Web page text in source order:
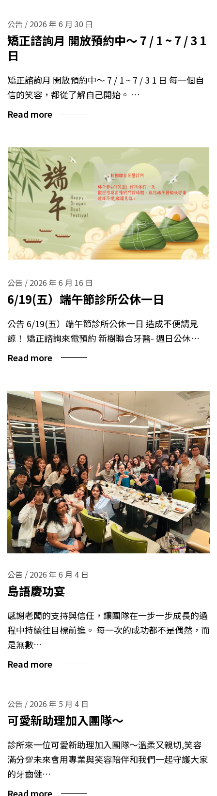
公告 / 2026 年 6 月 30 日
矯正諮詢月 開放預約中～ 7 / 1 ~ 7 / 3 1
日
矯正諮詢月 開放預約中～ 7 / 1 ~ 7 / 3 1 日 每一個自
信的笑容，都從了解自己開始。 …
Read more
公告 / 2026 年 6 月 16 日
6/19(五）端午節診所公休一日
公告 6/19(五）端午節診所公休一日 造成不便請見
諒！ 矯正諮詢來電預約 新樹聯合牙醫- 週日公休…
Read more
公告 / 2026 年 6 月 4 日
島語慶功宴
感謝老闆的支持與信任，讓團隊在一步一步成長的過
程中持續往目標前進。 每一次的成功都不是偶然，而
是無數…
Read more
公告 / 2026 年 5 月 4 日
可愛新助理加入團隊～
診所來一位可愛新助理加入團隊～溫柔又親切,笑容
滿分💯未來會用專業與笑容陪伴和我們一起守護大家
的牙齒健…
Read more